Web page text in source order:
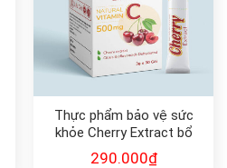
Thực phẩm bảo vệ sức
khỏe Cherry Extract bổ
sung Vitamin C
290.000₫